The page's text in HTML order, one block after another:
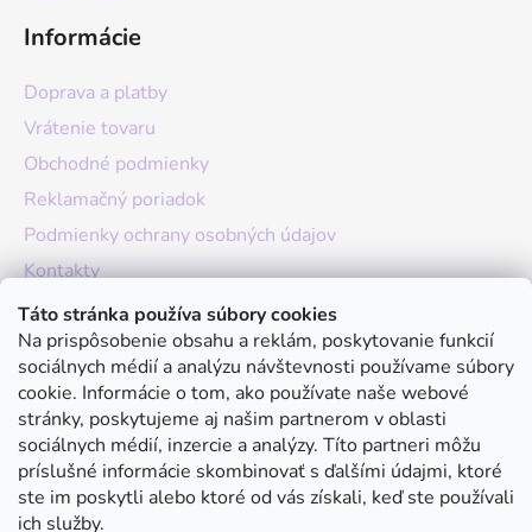
Táto stránka používa súbory cookies
Na prispôsobenie obsahu a reklám, poskytovanie funkcií
sociálnych médií a analýzu návštevnosti používame súbory
cookie. Informácie o tom, ako používate naše webové
stránky, poskytujeme aj našim partnerom v oblasti
sociálnych médií, inzercie a analýzy. Títo partneri môžu
príslušné informácie skombinovať s ďalšími údajmi, ktoré
ste im poskytli alebo ktoré od vás získali, keď ste používali
ich služby.
Informácie
Doprava a platby
Vrátenie tovaru
Obchodné podmienky
Reklamačný poriadok
Podmienky ochrany osobných údajov
Kontakty
O nás
Hodnotenie obchodu
Moja objednávka
Instagram